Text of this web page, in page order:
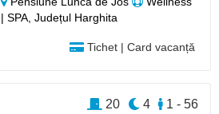
| SPA, Județul Harghita
Tichet | Card vacanță
1 - 56
4
20